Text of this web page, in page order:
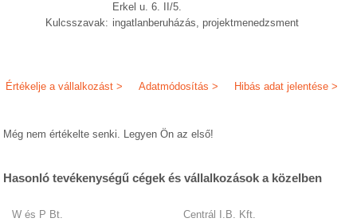
Erkel u. 6. II/5.
Kulcsszavak: ingatlanberuházás, projektmenedzsment
Hibás adat jelentése >
Adatmódosítás >
Értékelje a vállalkozást >
Még nem értékelte senki. Legyen Ön az első!
Hasonló tevékenységű cégek és vállalkozások a közelben
W és P Bt.
Centrál I.B. Kft.